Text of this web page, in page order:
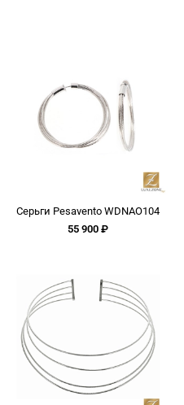
Серьги Pesavento WDNAO104
55 900 ₽